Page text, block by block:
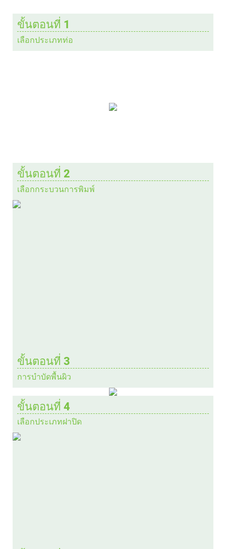
ขั้นตอนที่ 1
เลือกประเภทท่อ
ขั้นตอนที่ 2
เลือกกระบวนการพิมพ์
ขั้นตอนที่ 3
การบำบัดพื้นผิว
ขั้นตอนที่ 4
เลือกประเภทฝาปิด